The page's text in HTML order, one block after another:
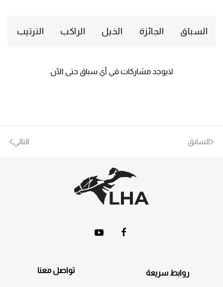
السباق الجائزة الخيل الراكب الترتيب
لايوجد مشاركات في أي سباق حتى الآن
السابق التالي
روابط سريعة تواصل معنا